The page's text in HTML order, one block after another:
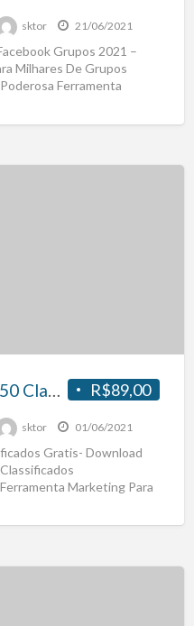
sktor 21/06/2021
Grupos 2021 –
Milhares De Grupos
Ferramenta
R$89,00
Software Divulgador 250 Classificados Gratis- Download Gratuito
sktor 01/06/2021
Gratis- Download
Marketing Para